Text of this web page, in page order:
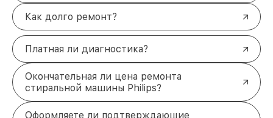
Как долго ремонт?
Платная ли диагностика?
Окончательная ли цена ремонта
стиральной машины Philips?
Оформляете ли подтверждающие